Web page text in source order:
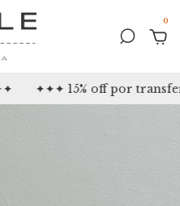
0
✦✦✦ 15% off por